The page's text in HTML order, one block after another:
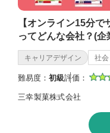
【オンライン15分で
ってどんな会社？(企
キャリアデザイン 社
難易度： 初級評価：
三幸製菓株式会社